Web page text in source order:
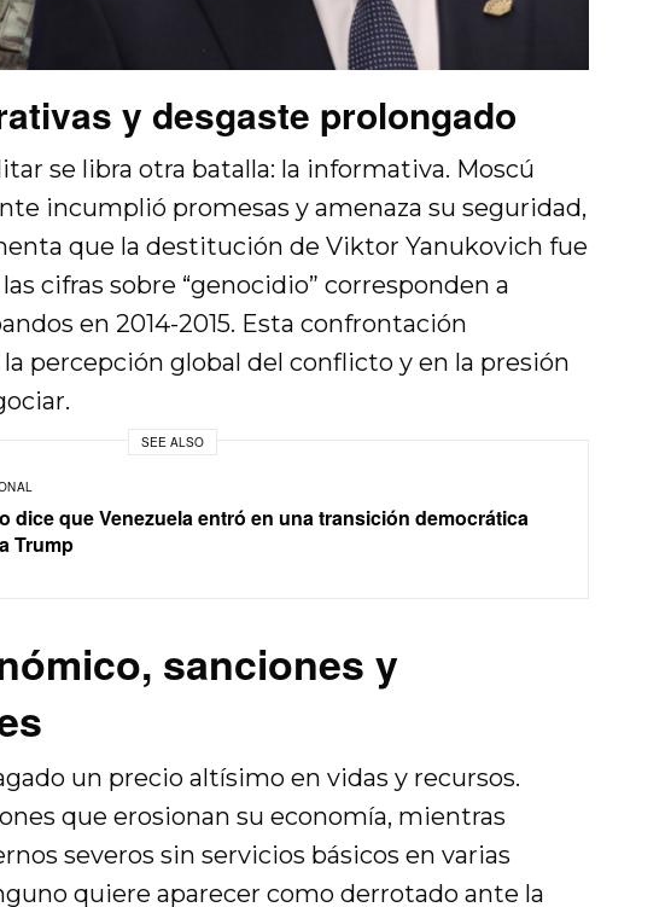
y desgaste prolongado
se libra otra batalla: la informativa. Moscú
incumplió promesas y amenaza su seguridad,
que la destitución de Viktor Yanukovich fue
cifras sobre “genocidio” corresponden a
en 2014-2015. Esta confrontación
percepción global del conflicto y en la presión
SEE ALSO
dice que Venezuela entró en una transición democrática
Trump
sanciones y
un precio altísimo en vidas y recursos.
que erosionan su economía, mientras
severos sin servicios básicos en varias
quiere aparecer como derrotado ante la